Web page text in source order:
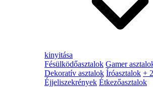
kinyitása
Fésülködőasztalok Gamer
Dekoratív asztalok Íróasztalok +
Éjjeliszekrények Étkezőasztalok